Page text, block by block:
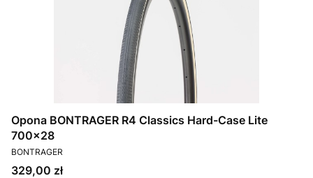
Opona BONTRAGER R4 Classics Hard-Case Lite
700x28
PRODUCENT
BONTRAGER
Cena
329,00 zł